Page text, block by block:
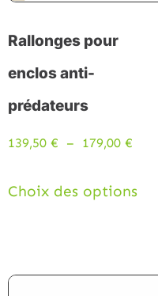
Rallonges pour
enclos anti-
prédateurs
139,50 € – 179,00 €
Choix des options